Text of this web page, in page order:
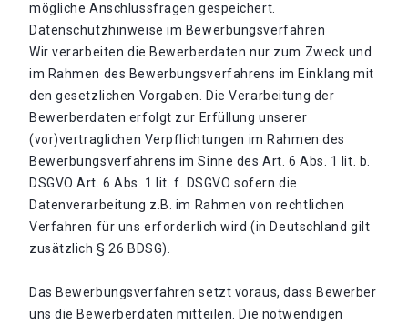
mögliche Anschlussfragen gespeichert.
Datenschutzhinweise im Bewerbungsverfahren
Wir verarbeiten die Bewerberdaten nur zum Zweck und
im Rahmen des Bewerbungsverfahrens im Einklang mit
den gesetzlichen Vorgaben. Die Verarbeitung der
Bewerberdaten erfolgt zur Erfüllung unserer
(vor)vertraglichen Verpflichtungen im Rahmen des
Bewerbungsverfahrens im Sinne des Art. 6 Abs. 1 lit. b.
DSGVO Art. 6 Abs. 1 lit. f. DSGVO sofern die
Datenverarbeitung z.B. im Rahmen von rechtlichen
Verfahren für uns erforderlich wird (in Deutschland gilt
zusätzlich § 26 BDSG).
Das Bewerbungsverfahren setzt voraus, dass Bewerber
uns die Bewerberdaten mitteilen. Die notwendigen